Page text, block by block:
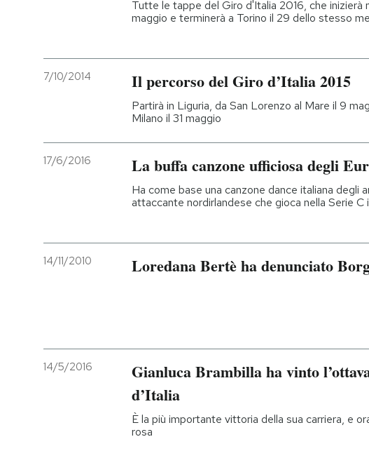
CALENDARIO
Entra
Tutte le tappe del Giro d'Italia 2016, che inizierà
maggio e terminerà a Torino il 29 dello stesso
7/10/2014 Il percorso del Giro d’Italia 2015
Partirà in Liguria, da San Lorenzo al Mare il 9
Milano il 31 maggio
17/6/2016 La buffa canzone ufficiosa degli
Ha come base una canzone dance italiana degli
attaccante nordirlandese che gioca nella Serie C
14/11/2010 Loredana Bertè ha denunciato
14/5/2016
Gianluca Brambilla ha vinto
d’Italia
È la più importante vittoria della sua carriera, e
rosa